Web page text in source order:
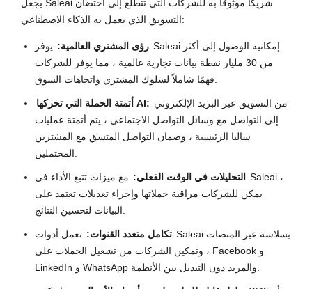
يجعل Saleai شريكًا موثوقًا به للشركات التي تتطلع إلى احتضان
التسويق الذي يعمل به الذكاء الاصطناعي:
رؤى المشتري العالمية: يوفر Saleai إمكانية الوصول إلى أكثر
من 30 مليار نقطة بيانات تجارية عالمية ، مما يوفر للشركات
فهمًا شاملاً لسلوك المشتري واتجاهات السوق.
أتمتة الحملة التي تحركها AI: من التسويق عبر البريد الإلكتروني
إلى التواصل مع وسائل التواصل الاجتماعي ، يتم أتمتة عمليات
ساليا الرئيسية ، وضمان التواصل المتسق مع المشترين
المحتملين.
التحليلات في الوقت الفعلي: مع ميزات تتبع الأداء في Saleai ،
يمكن للشركات مراقبة حملاتها وإجراء تعديلات تعتمد على
البيانات لتحسين النتائج.
تكامل متعدد القنوات: تعمل أدوات Saleai بسلاسة عبر المنصات
، وتمكين الشركات من تشغيل الحملات على Facebook و
LinkedIn و WhatsApp والمزيد دون التبديل بين الأنظمة.